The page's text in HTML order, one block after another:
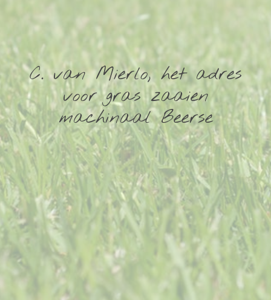
C. van Mierlo, het adres
voor gras zaaien
machinaal Beerse